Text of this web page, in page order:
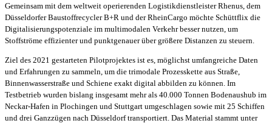
Gemeinsam mit dem weltweit operierenden Logistikdienstleister Rhenus, dem
Düsseldorfer Baustoffrecycler B+R und der RheinCargo möchte Schüttflix die
Digitalisierungspotenziale im multimodalen Verkehr besser nutzen, um
Stoffströme effizienter und punktgenauer über größere Distanzen zu steuern.
Ziel des 2021 gestarteten Pilotprojektes ist es, möglichst umfangreiche Daten
und Erfahrungen zu sammeln, um die trimodale Prozesskette aus Straße,
Binnenwasserstraße und Schiene exakt digital abbilden zu können. Im
Testbetrieb wurden bislang insgesamt mehr als 40.000 Tonnen Bodenaushub im
Neckar-Hafen in Plochingen und Stuttgart umgeschlagen sowie mit 25 Schiffen
und drei Ganzzügen nach Düsseldorf transportiert. Das Material stammt unter